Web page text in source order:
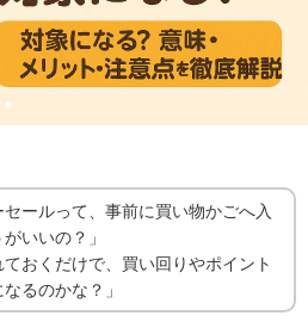
セールって、事前に買い物かごへ入
いいの？」
ておくだけで、買い回りやポイント
るのかな？」